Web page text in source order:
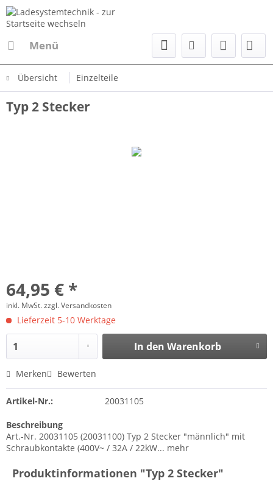
Menü
Übersicht Einzelteile
Typ 2 Stecker
64,95 € *
inkl. MwSt.zzgl. Versandkosten
Lieferzeit 5-10 Werktage
In den Warenkorb
Merken Bewerten
Artikel-Nr.: 20031105
Beschreibung
Art.-Nr. 20031105 (20031100) Typ 2 Stecker "männlich" mit
Schraubkontakte (400V~ / 32A / 22kW... mehr
Produktinformationen "Typ 2 Stecker"